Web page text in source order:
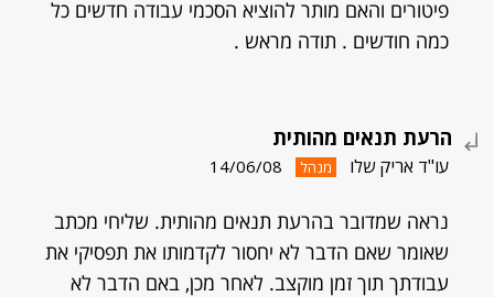
פיטורים והאם מותר להוציא הסכמי עבודה חדשים כל
כמה חודשים . תודה מראש .
הרעת תנאים מהותית
עו"ד אריק שלו מנהל 14/06/08
נראה שמדובר בהרעת תנאים מהותית. שליחי מכתב
שאומר שאם הדבר לא יחסור לקדמותו את תפסיקי את
עבודתך תוך זמן מוקצב. לאחר מכן, באם הדבר לא